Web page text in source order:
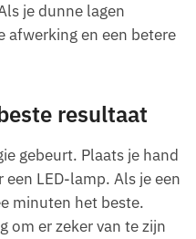
je dunne lagen
afwerking en een betere
resultaat
gebeurt. Plaats je hand
LED-lamp. Als je een
minuten het beste.
om er zeker van te zijn